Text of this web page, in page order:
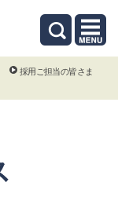
採用ご担当の皆さま